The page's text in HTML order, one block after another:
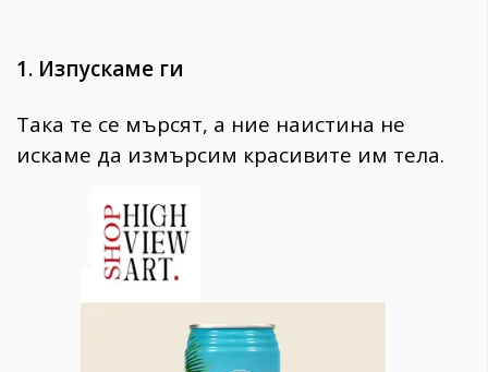
1. Изпускаме ги
Така те се мърсят, а ние наистина не
искаме да измърсим красивите им тела.